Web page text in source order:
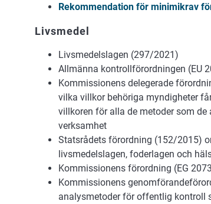
Rekommendation för minimikrav
Livsmedel
Livsmedelslagen (297/2021)
Allmänna kontrollförordningen (EU
Kommissionens delegerade
vilka villkor behöriga myndigheter
villkoren för alla de metoder som
verksamhet
Statsrådets förordning (152/2015)
livsmedelslagen, foderlagen och
Kommissionens förordning (EG
Kommissionens
analysmetoder för offentlig kontroll